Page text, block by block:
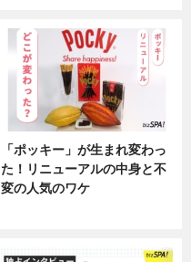
「ポッキー」が生まれ変わっ
た！リニューアルの中身と不
変の人気のワケ